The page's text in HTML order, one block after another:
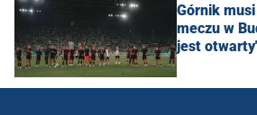
Górnik
meczu w
jest